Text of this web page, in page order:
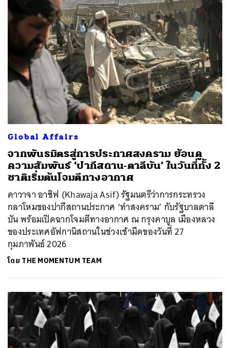
Global Affairs
จากพันธมิตรสู่การประกาศสงคราม ย้อนดู
ความสัมพันธ์ ‘ปากีสถาน-ตาลีบัน’ ในวันที่ทั้ง 2
ชาติเริ่มต้นโจมตีทางอากาศ
คาวาจา อาซิฟ (Khawaja Asif) รัฐมนตรีว่าการกระทรวง
กลาโหมของปากีสถานประกาศ ‘ทำสงคราม’ กับรัฐบาลตาลี
บัน พร้อมเปิดฉากโจมตีทางอากาศ ณ กรุงคาบูล เมืองหลวง
ของประเทศอัฟกานิสถานในช่วงเช้ามืดของวันที่ 27
กุมภาพันธ์ 2026
โดย THE MOMENTUM TEAM